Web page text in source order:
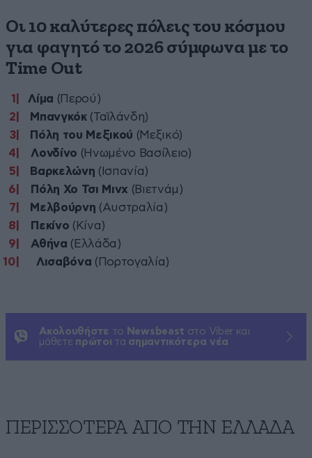
Οι 10 καλύτερες πόλεις του κόσμου
για φαγητό το 2026 σύμφωνα με το
Time Out
Λίμα (Περού)
Μπανγκόκ(Ταϊλάνδη)
Πόλη του Μεξικού (Μεξικό)
Λονδίνο (Ηνωμένο Βασίλειο)
Βαρκελώνη (Ισπανία)
Πόλη Χο Τσι Μινχ (Βιετνάμ)
Μελβούρνη (Αυστραλία)
Πεκίνο (Κίνα)
Αθήνα (Ελλάδα)
Λισαβόνα (Πορτογαλία)
Ακολουθήστε το Newsbeast στο Viber και
μάθετε πρώτοι τα σημαντικότερα νέα
ΠΕΡΙΣΣΟΤΕΡΑ ΑΠΟ ΤΗΝ ΕΛΛΑΔΑ